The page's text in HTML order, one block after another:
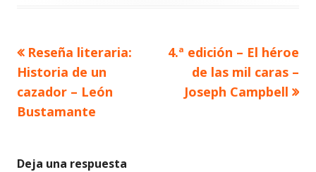
Navegación
de
entradas
Artículo
anterior
Reseña literaria:
Historia de un
cazador – León
Bustamante
Artículo
siguiente
4.ª edición – El héroe
de las mil caras –
Joseph Campbell
Deja una respuesta